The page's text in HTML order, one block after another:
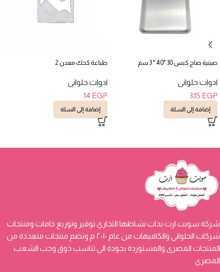
صينية صاج كبس 30 *40 * 3 سم
ادوات حلوانى
385 EGP
إضافة إلى السلة
طباعة كحك معدن 2
ادوات حلوانى
14 EGP
إضافة إلى السلة
شركة سويت ارت بدات نشاطها التجاري توفير وتوزيع خامات ومنتجات
شركات الحلواني والكافيهات من عام ٢٠١٠ م وتضم منتجات متعددة من
المنتجات المصرى والمستوردة بجودة الي تناسب ذوق وحب الشعب
المصرى